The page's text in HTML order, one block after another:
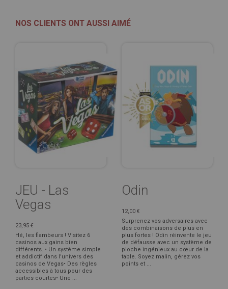
NOS CLIENTS ONT AUSSI AIMÉ
JEU - Las
Vegas
23,95 €
Hé, les flambeurs ! Visitez 6
casinos aux gains bien
différents. • Un système simple
et addictif dans l'univers des
casinos de Vegas• Des règles
accessibles à tous pour des
parties courtes• Une ...
Odin
12,00 €
Surprenez vos adversaires avec
des combinaisons de plus en
plus fortes ! Odin réinvente le jeu
de défausse avec un système de
pioche ingénieux au cœur de la
table. Soyez malin, gérez vos
points et ...